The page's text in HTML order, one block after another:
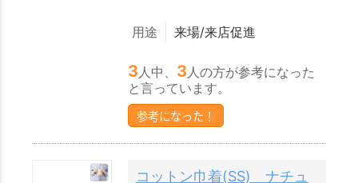
用途 来場/来店促進
3 人中、 3 人の方が参考になった
と言っています。
参考になった！
コットン巾着(SS) ナチュ